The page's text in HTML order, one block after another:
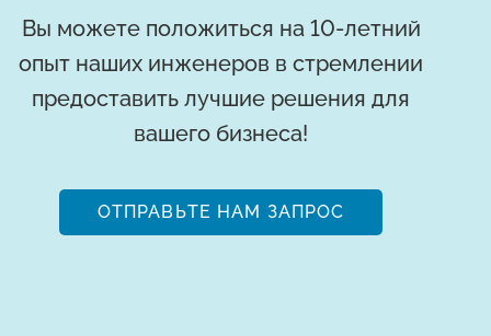
Вы можете положиться на 10-летний
опыт наших инженеров в стремлении
предоставить лучшие решения для
вашего бизнеса!
ОТПРАВЬТЕ НАМ ЗАПРОС